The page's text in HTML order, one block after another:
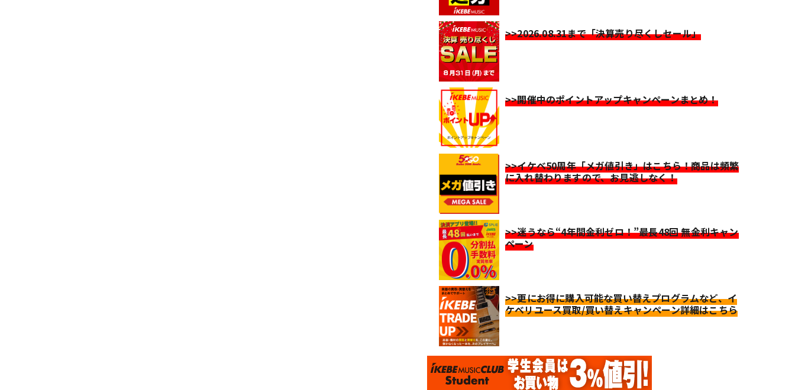
>>2026.08.31まで「決算売り尽くしセール」
>>開催中のポイントアップキャンペーンまとめ！
>>イケベ50周年「メガ値引き」はこちら！商品は頻繁
に入れ替わりますので、お見逃しなく！
>>迷うなら“4年間金利ゼロ！”最長48回 無金利キャン
ペーン
>>更にお得に購入可能な買い替えプログラムなど、イ
ケベリユース買取/買い替えキャンペーン詳細はこちら